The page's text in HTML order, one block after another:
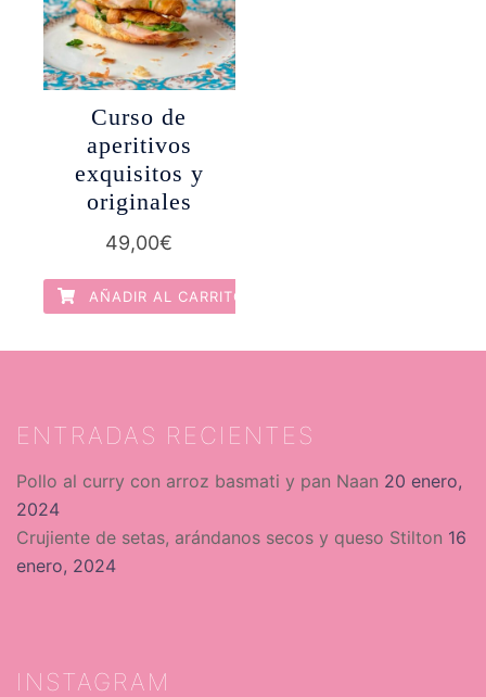
Curso de
aperitivos
exquisitos y
originales
49,00€
AÑADIR AL CARRITO
ENTRADAS RECIENTES
Pollo al curry con arroz basmati y pan Naan 20 enero,
2024
Crujiente de setas, arándanos secos y queso Stilton 16
enero, 2024
INSTAGRAM